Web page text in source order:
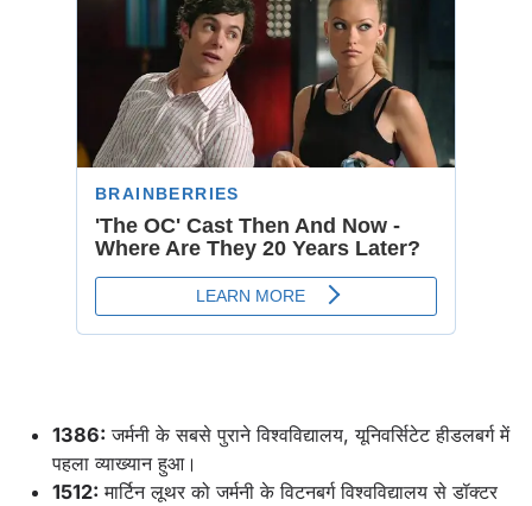
1386: जर्मनी के सबसे पुराने विश्वविद्यालय, यूनिवर्सिटेट हीडलबर्ग में
पहला व्याख्यान हुआ।
1512: मार्टिन लूथर को जर्मनी के विटनबर्ग विश्वविद्यालय से डॉक्टर